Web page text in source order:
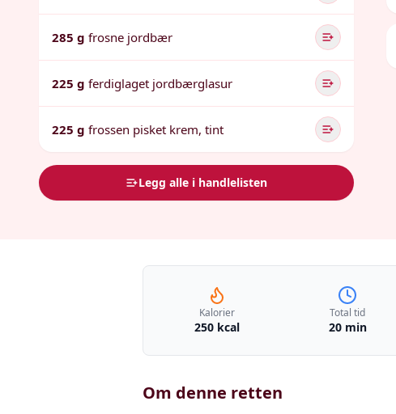
285 g frosne jordbær
225 g ferdiglaget jordbærglasur
225 g frossen pisket krem, tint
Legg alle i handlelisten
Kalorier
250 kcal
Total tid
20 min
Om denne retten